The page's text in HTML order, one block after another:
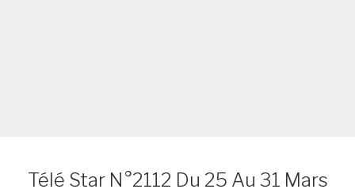
Télé Star N°2112 Du 25 Au 31 Mars